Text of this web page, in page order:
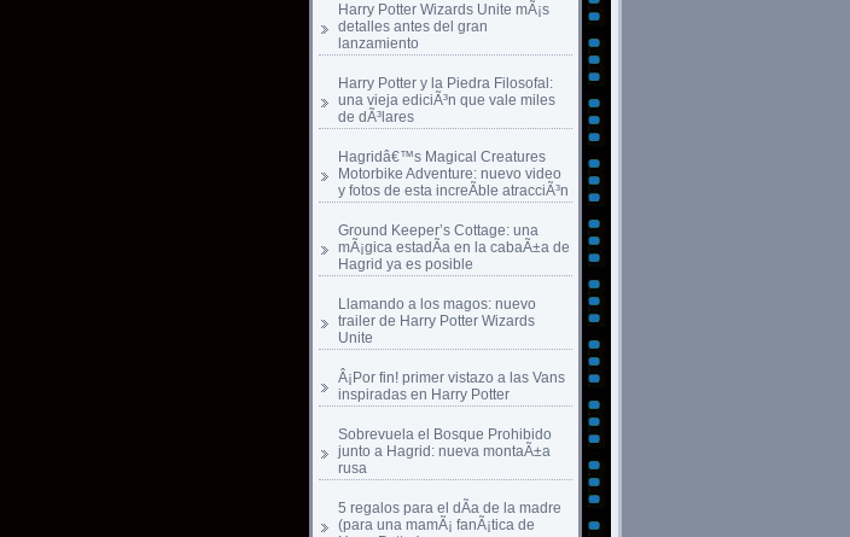
Harry Potter Wizards Unite mÃ¡s
detalles antes del gran
lanzamiento
Harry Potter y la Piedra Filosofal:
una vieja ediciÃ³n que vale miles
de dÃ³lares
Hagridâ€™s Magical Creatures
Motorbike Adventure: nuevo video
y fotos de esta increÃ­ble atracciÃ³n
Ground Keeper’s Cottage: una
mÃ¡gica estadÃ­a en la cabaÃ±a de
Hagrid ya es posible
Llamando a los magos: nuevo
trailer de Harry Potter Wizards
Unite
Â¡Por fin! primer vistazo a las Vans
inspiradas en Harry Potter
Sobrevuela el Bosque Prohibido
junto a Hagrid: nueva montaÃ±a
rusa
5 regalos para el dÃ­a de la madre
(para una mamÃ¡ fanÃ¡tica de